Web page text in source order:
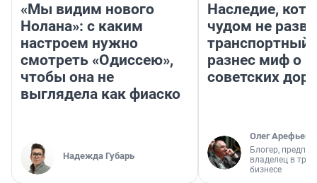
«Мы видим нового
Нолана»: с каким
настроем нужно
смотреть «Одиссею»,
чтобы она не
выглядела как фиаско
Надежда Губарь
Наследие,
чудом не
транспортный
разнес миф о
советских
Олег Арефьев
Блогер,
владелец в
бизнесе